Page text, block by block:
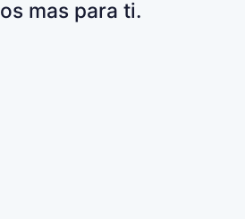
mas para ti.